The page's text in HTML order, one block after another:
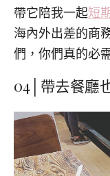
帶它陪我一起短
海內外出差的商
們，你們真的必
04│帶去餐廳